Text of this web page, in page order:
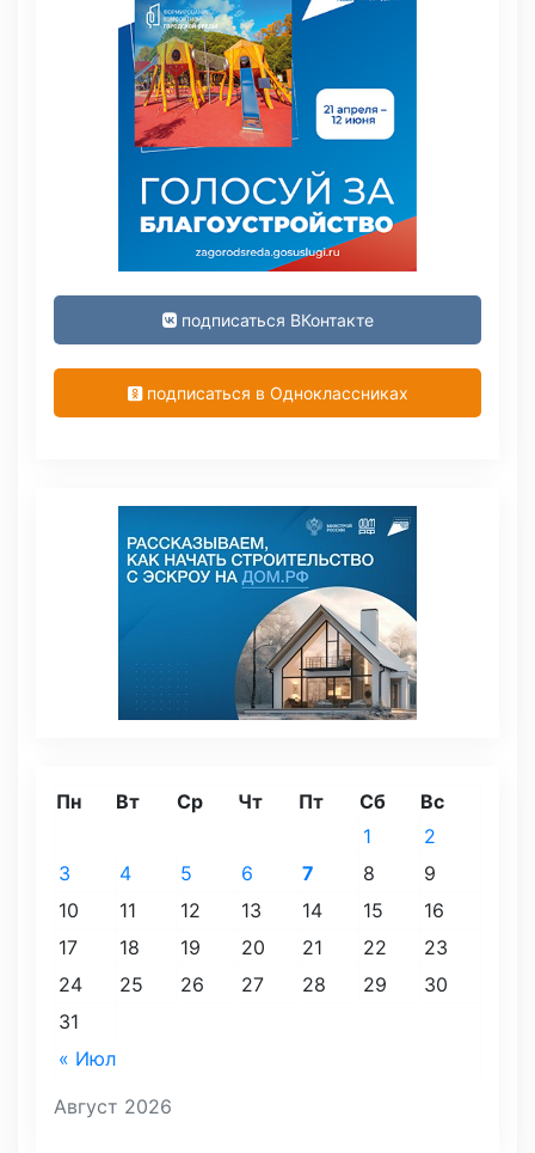
подписаться ВКонтакте
подписаться в Одноклассниках
Август 2026
Пн Вт Ср Чт Пт Сб Вс
« Июл
1
2
3
4 5 6 7 8
9
10
11 12 13 14 15
16
17
18 19 20 21 22
23
24
25 26 27 28 29
30
31